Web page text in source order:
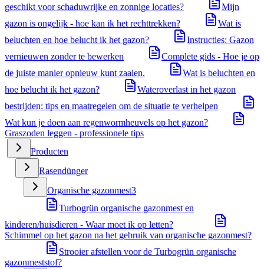
geschikt voor schaduwrijke en zonnige locaties?
Mijn
gazon is ongelijk - hoe kan ik het rechttrekken?
Wat is
beluchten en hoe belucht ik het gazon?
Instructies: Gazon
vernieuwen zonder te bewerken
Complete gids - Hoe je op
de juiste manier opnieuw kunt zaaien.
Wat is beluchten en
hoe belucht ik het gazon?
Wateroverlast in het gazon
bestrijden: tips en maatregelen om de situatie te verhelpen
Wat kun je doen aan regenwormheuvels op het gazon?
Graszoden leggen - professionele tips
Producten
Rasendünger
Organische gazonmest3
Turbogrün organische gazonmest en
kinderen/huisdieren - Waar moet ik op letten?
Schimmel op het gazon na het gebruik van organische gazonmest?
Strooier afstellen voor de Turbogrün organische
gazonmeststof?